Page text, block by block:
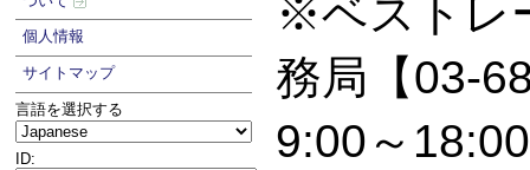
個人情報
サイトマップ
言語を選択する
ID:
※ベストレ
務局【03-
9:00～